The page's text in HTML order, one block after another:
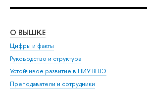
О ВЫШКЕ
Цифры и факты
Руководство и структура
Устойчивое развитие в НИУ ВШЭ
Преподаватели и сотрудники